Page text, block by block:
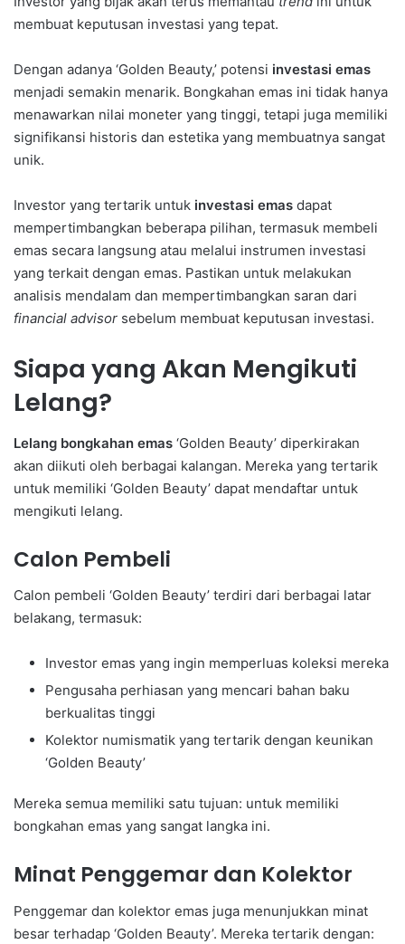
membuat keputusan investasi yang tepat.
Dengan adanya ‘Golden Beauty,’ potensi investasi emas
menjadi semakin menarik. Bongkahan emas ini tidak hanya
menawarkan nilai moneter yang tinggi, tetapi juga memiliki
signifikansi historis dan estetika yang membuatnya sangat
unik.
Investor yang tertarik untuk investasi emas dapat
mempertimbangkan beberapa pilihan, termasuk membeli
emas secara langsung atau melalui instrumen investasi
yang terkait dengan emas. Pastikan untuk melakukan
analisis mendalam dan mempertimbangkan saran dari
financial advisor sebelum membuat keputusan investasi.
Siapa yang Akan Mengikuti
Lelang?
Lelang bongkahan emas ‘Golden Beauty’ diperkirakan
akan diikuti oleh berbagai kalangan. Mereka yang tertarik
untuk memiliki ‘Golden Beauty’ dapat mendaftar untuk
mengikuti lelang.
Calon Pembeli
Calon pembeli ‘Golden Beauty’ terdiri dari berbagai latar
belakang, termasuk:
Investor emas yang ingin memperluas koleksi mereka
Pengusaha perhiasan yang mencari bahan baku
berkualitas tinggi
Kolektor numismatik yang tertarik dengan keunikan
‘Golden Beauty’
Mereka semua memiliki satu tujuan: untuk memiliki
bongkahan emas yang sangat langka ini.
Minat Penggemar dan Kolektor
Penggemar dan kolektor emas juga menunjukkan minat
besar terhadap ‘Golden Beauty’. Mereka tertarik dengan: